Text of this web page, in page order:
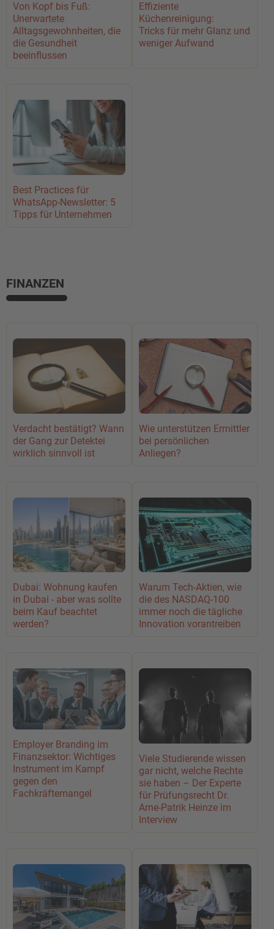
Von Kopf bis Fuß:
Unerwartete
Alltagsgewohnheiten, die
die Gesundheit
beeinflussen
Effiziente
Küchenreinigung:
Tricks für mehr Glanz und
weniger Aufwand
Best Practices für
WhatsApp-Newsletter: 5
Tipps für Unternehmen
FINANZEN
Verdacht bestätigt? Wann
der Gang zur Detektei
wirklich sinnvoll ist
Wie unterstützen Ermittler
bei persönlichen
Anliegen?
Dubai: Wohnung kaufen
in Dubai - aber was sollte
beim Kauf beachtet
werden?
Warum Tech-Aktien, wie
die des NASDAQ-100
immer noch die tägliche
Innovation vorantreiben
Employer Branding im
Finanzsektor: Wichtiges
Instrument im Kampf
gegen den
Fachkräftemangel
Viele Studierende wissen
gar nicht, welche Rechte
sie haben – Der Experte
für Prüfungsrecht Dr.
Arne-Patrik Heinze im
Interview